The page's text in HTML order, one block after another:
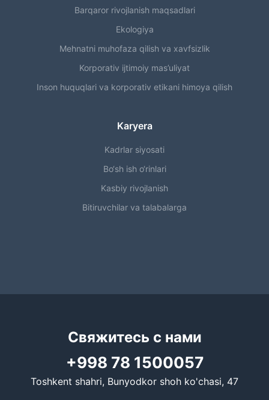
Barqaror rivojlanish maqsadlari
Ekologiya
Mehnatni muhofaza qilish va xavfsizlik
Korporativ ijtimoiy mas’uliyat
Inson huquqlari va korporativ etikani himoya qilish
Karyera
Kadrlar siyosati
Bo‘sh ish o‘rinlari
Kasbiy rivojlanish
Bitiruvchilar va talabalarga
Свяжитесь с нами
+998 78 1500057
Toshkent shahri, Bunyodkor shoh ko'chasi, 47